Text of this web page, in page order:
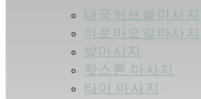
태국허브볼마사지
아로마오일마사지
발마사지
핫스톤 마사지
타이 마사지